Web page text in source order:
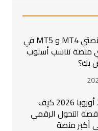
مقارنة بين منصتي MT4 و MT5 في
أي منصة تناسب أسلوب
بك؟
موني 20/20 أوروبا 2026 كيف
التحول الرقمي
أكبر منصة